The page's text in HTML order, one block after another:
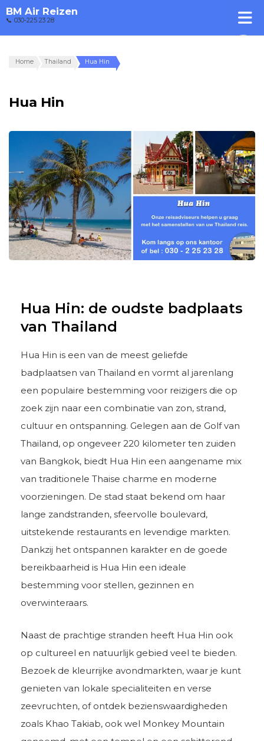
BM Air Reizen
📞 030-225 23 28
Home Thailand Hua Hin
Hua Hin
Hua Hin: de oudste badplaats
van Thailand
Hua Hin is een van de meest geliefde
badplaatsen van Thailand en vormt al jarenlang
een populaire bestemming voor reizigers die op
zoek zijn naar een combinatie van zon, strand,
cultuur en ontspanning. Gelegen aan de Golf van
Thailand, op ongeveer 220 kilometer ten zuiden
van Bangkok, biedt Hua Hin een aangename mix
van traditionele Thaise charme en moderne
voorzieningen. De stad staat bekend om haar
lange zandstranden, sfeervolle boulevard,
uitstekende restaurants en levendige markten.
Dankzij het ontspannen karakter en de goede
bereikbaarheid is Hua Hin een ideale
bestemming voor stellen, gezinnen en
overwinteraars.
Naast de prachtige stranden heeft Hua Hin ook
op cultureel en natuurlijk gebied veel te bieden.
Bezoek de kleurrijke avondmarkten, waar je kunt
genieten van lokale specialiteiten en verse
zeevruchten, of ontdek bezienswaardigheden
zoals Khao Takiab, ook wel Monkey Mountain